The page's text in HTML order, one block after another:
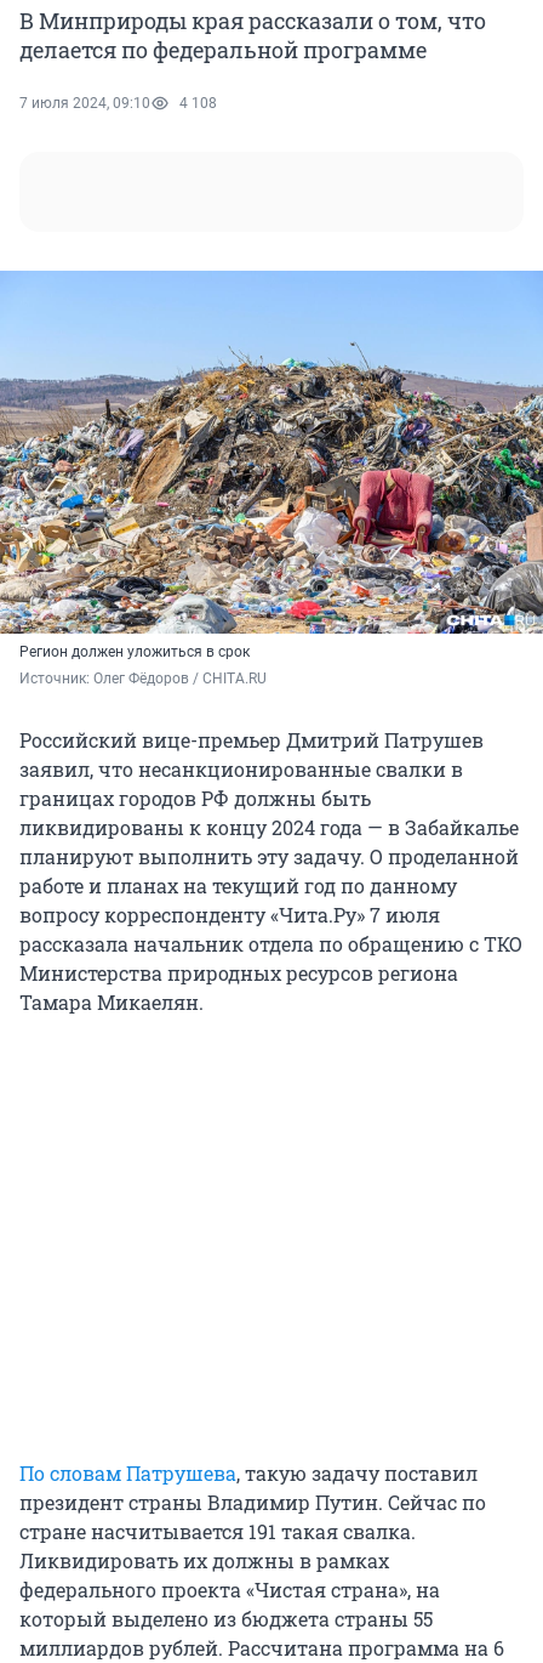
В Минприроды края рассказали о том, что
делается по федеральной программе
7 июля 2024, 09:10 4 108
Регион должен уложиться в срок
Источник: Олег Фёдоров / CHITA.RU
Российский вице-премьер Дмитрий Патрушев
заявил, что несанкционированные свалки в
границах городов РФ должны быть
ликвидированы к концу 2024 года — в Забайкалье
планируют выполнить эту задачу. О проделанной
работе и планах на текущий год по данному
вопросу корреспонденту «Чита.Ру» 7 июля
рассказала начальник отдела по обращению с ТКО
Министерства природных ресурсов региона
Тамара Микаелян.
По словам Патрушева, такую задачу поставил
президент страны Владимир Путин. Сейчас по
стране насчитывается 191 такая свалка.
Ликвидировать их должны в рамках
федерального проекта «Чистая страна», на
который выделено из бюджета страны 55
миллиардов рублей. Рассчитана программа на 6